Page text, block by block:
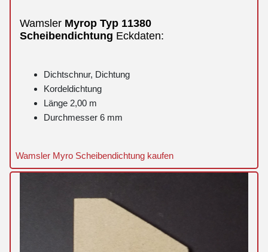
Wamsler Myrop Typ 11380
Scheibendichtung Eckdaten:
Dichtschnur, Dichtung
Kordeldichtung
Länge 2,00 m
Durchmesser 6 mm
Wamsler Myro Scheibendichtung kaufen